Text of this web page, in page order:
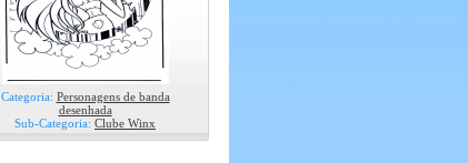
Categoria: Personagens de banda
desenhada
Sub-Categoria: Clube Winx